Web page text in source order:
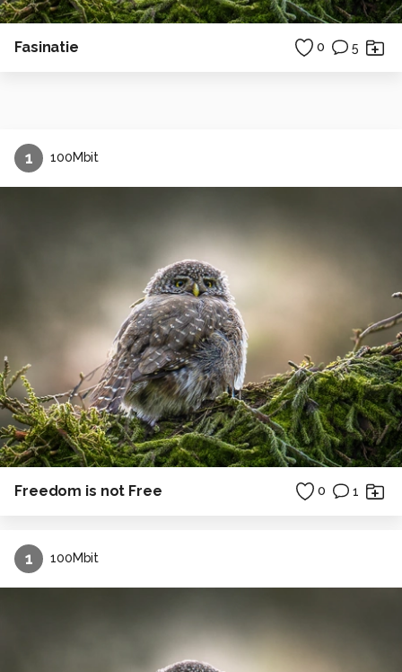
Fasinatie 0 5
1 100Mbit
Freedom is not Free 0 1
1 100Mbit